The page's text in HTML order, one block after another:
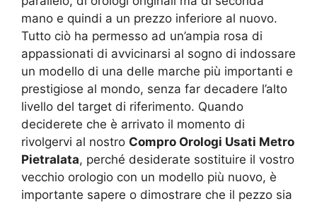
mano e quindi a un prezzo inferiore al nuovo.
Tutto ciò ha permesso ad un’ampia rosa di
appassionati di avvicinarsi al sogno di indossare
un modello di una delle marche più importanti e
prestigiose al mondo, senza far decadere l’alto
livello del target di riferimento. Quando
deciderete che è arrivato il momento di
rivolgervi al nostro Compro Orologi Usati Metro
Pietralata, perché desiderate sostituire il vostro
vecchio orologio con un modello più nuovo, è
importante sapere o dimostrare che il pezzo sia